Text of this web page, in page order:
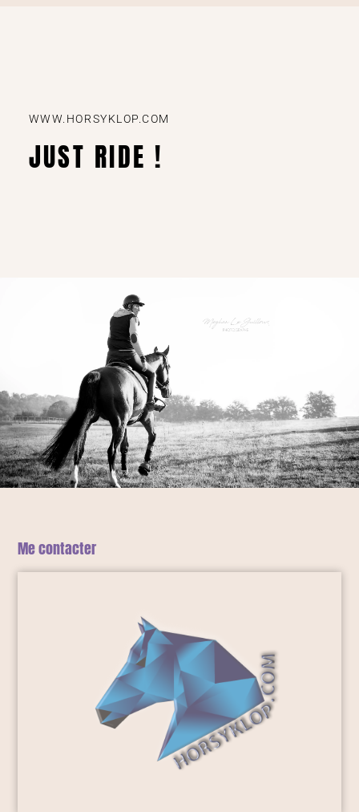
WWW.HORSYKLOP.COM
JUST RIDE !
Me contacter